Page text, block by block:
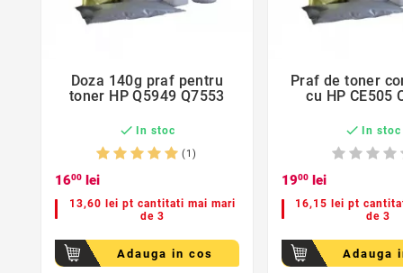

Doza 140g praf pentru
toner HP Q5949 Q7553
 In stoc
(1)
1600 lei
13,60 lei pt cantitati mai mari
de 3
Adauga in cos

Praf de toner
cu HP CE505
 In stoc
1900lei
16,15 lei pt
de 3
Adauga